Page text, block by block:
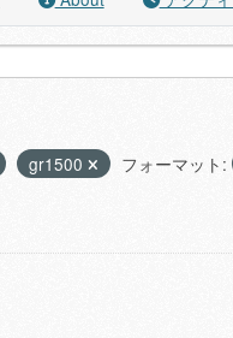
gr1500 フォーマット: